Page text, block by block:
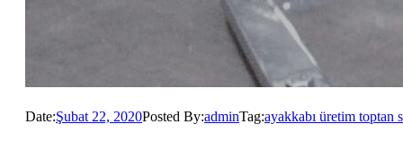
Date:Şubat 22, 2020Posted By:adminTag:ayakkabı üretim toptan